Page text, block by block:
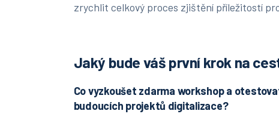
zrychlit celkový proces zjištění příležitostí
Jaký bude váš první krok na
Covyzkoušet zdarma workshopa
budoucích projektů digitalizace?